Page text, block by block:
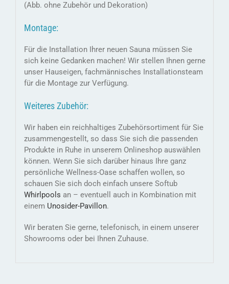
(Abb. ohne Zubehör und Dekoration)
Montage:
Für die Installation Ihrer neuen Sauna müssen Sie
sich keine Gedanken machen! Wir stellen Ihnen gerne
unser Hauseigen, fachmännisches Installationsteam
für die Montage zur Verfügung.
Weiteres Zubehör:
Wir haben ein reichhaltiges Zubehörsortiment für Sie
zusammengestellt, so dass Sie sich die passenden
Produkte in Ruhe in unserem Onlineshop auswählen
können. Wenn Sie sich darüber hinaus Ihre ganz
persönliche Wellness-Oase schaffen wollen, so
schauen Sie sich doch einfach unsere Softub
Whirlpools an – eventuell auch in Kombination mit
einem Unosider-Pavillon.
Wir beraten Sie gerne, telefonisch, in einem unserer
Showrooms oder bei Ihnen Zuhause.